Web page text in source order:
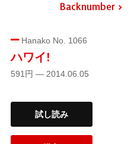
Backnumber
Hanako No. 1066
ハワイ!
591円 — 2014.06.05
試し読み